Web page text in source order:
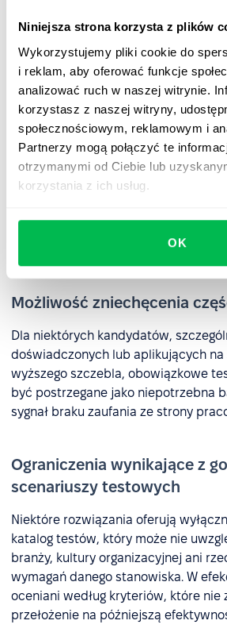
Niniejsza strona korzysta z plików
Wykorzystujemy pliki cookie do
i reklam, aby oferować funkcje
analizować ruch w naszej witrynie.
korzystasz z naszej witryny,
społecznościowym, reklamowym i
Partnerzy mogą połączyć te
otrzymanymi od Ciebie lub
korzystania z ich usług.
OK
Ryzyko odrzucenia
kandydatów na podstawie
Nawet dobrze zaprojektowane testy
stanie uchwycić pełen potencjał
jeśli ma on niestandardowe
kompetencje miękkie lub wysoką
Kandydaci, którzy gorzej wypadają w
Możliwość zniechęcenia
Dla niektórych kandydatów,
doświadczonych lub aplikujących na
wyższego szczebla, obowiązkowe
być postrzegane jako niepotrzebna
sygnał braku zaufania ze strony
Ograniczenia wynikające z
scenariuszy testowych
Niektóre rozwiązania oferują
katalog testów, który może nie
branży, kultury organizacyjnej ani
wymagań danego stanowiska. W
oceniani według kryteriów, które nie
przełożenie na późniejszą